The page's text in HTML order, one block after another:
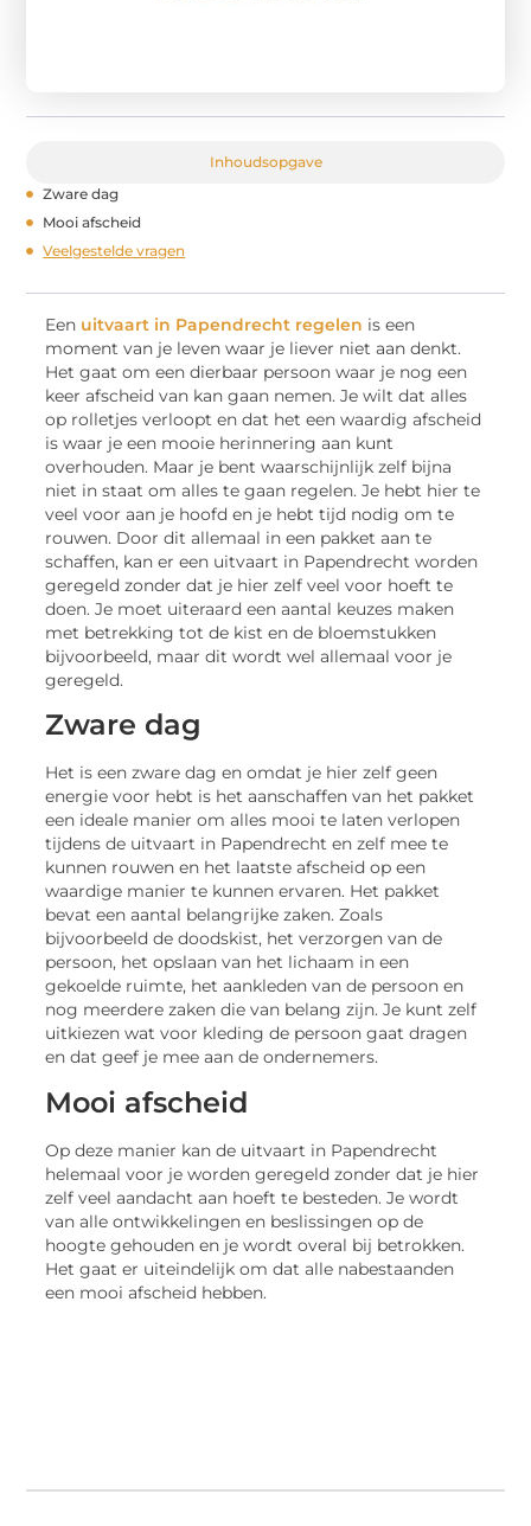
Inhoudsopgave
Zware dag
Mooi afscheid
Veelgestelde vragen
Een uitvaart in Papendrecht regelen is een
moment van je leven waar je liever niet aan denkt.
Het gaat om een dierbaar persoon waar je nog een
keer afscheid van kan gaan nemen. Je wilt dat alles
op rolletjes verloopt en dat het een waardig afscheid
is waar je een mooie herinnering aan kunt
overhouden. Maar je bent waarschijnlijk zelf bijna
niet in staat om alles te gaan regelen. Je hebt hier te
veel voor aan je hoofd en je hebt tijd nodig om te
rouwen. Door dit allemaal in een pakket aan te
schaffen, kan er een uitvaart in Papendrecht worden
geregeld zonder dat je hier zelf veel voor hoeft te
doen. Je moet uiteraard een aantal keuzes maken
met betrekking tot de kist en de bloemstukken
bijvoorbeeld, maar dit wordt wel allemaal voor je
geregeld.
Zware dag
Het is een zware dag en omdat je hier zelf geen
energie voor hebt is het aanschaffen van het pakket
een ideale manier om alles mooi te laten verlopen
tijdens de uitvaart in Papendrecht en zelf mee te
kunnen rouwen en het laatste afscheid op een
waardige manier te kunnen ervaren. Het pakket
bevat een aantal belangrijke zaken. Zoals
bijvoorbeeld de doodskist, het verzorgen van de
persoon, het opslaan van het lichaam in een
gekoelde ruimte, het aankleden van de persoon en
nog meerdere zaken die van belang zijn. Je kunt zelf
uitkiezen wat voor kleding de persoon gaat dragen
en dat geef je mee aan de ondernemers.
Mooi afscheid
Op deze manier kan de uitvaart in Papendrecht
helemaal voor je worden geregeld zonder dat je hier
zelf veel aandacht aan hoeft te besteden. Je wordt
van alle ontwikkelingen en beslissingen op de
hoogte gehouden en je wordt overal bij betrokken.
Het gaat er uiteindelijk om dat alle nabestaanden
een mooi afscheid hebben.